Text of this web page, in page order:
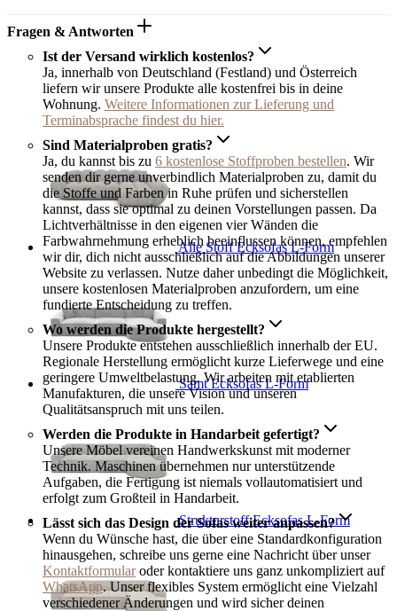
Alle Stoff Ecksofas L-Form
Samt Ecksofas L-Form
Strukturstoff Ecksofas L-Form
Fragen & Antworten
Ist der Versand wirklich kostenlos?
Ja, innerhalb von Deutschland (Festland) und Österreich
liefern wir unsere Produkte alle kostenfrei bis in deine
Wohnung. Weitere Informationen zur Lieferung und
Terminabsprache findest du hier.
Sind Materialproben gratis?
Ja, du kannst bis zu 6 kostenlose Stoffproben bestellen. Wir
senden dir gerne unverbindlich Materialproben zu, damit du
die Stoffe und Farben in Ruhe prüfen und sicherstellen
kannst, dass sie optimal zu deinen Vorstellungen passen. Da
Lichtverhältnisse in den eigenen vier Wänden die
Farbwahrnehmung erheblich beeinflussen können, empfehlen
wir dir, dich nicht ausschließlich auf die Abbildungen unserer
Website zu verlassen. Nutze daher unbedingt die Möglichkeit,
unsere kostenlosen Materialproben anzufordern, um eine
fundierte Entscheidung zu treffen.
Wo werden die Produkte hergestellt?
Unsere Produkte entstehen ausschließlich innerhalb der EU.
Regionale Herstellung ermöglicht kurze Lieferwege und eine
geringere Umweltbelastung. Wir arbeiten mit etablierten
Manufakturen, die unsere Vision und unseren
Qualitätsanspruch mit uns teilen.
Werden die Produkte in Handarbeit gefertigt?
Unsere Möbel vereinen Handwerkskunst mit moderner
Technik. Maschinen übernehmen nur unterstützende
Aufgaben, die Fertigung ist niemals vollautomatisiert und
erfolgt zum Großteil in Handarbeit.
Lässt sich das Design der Sofas weiter anpassen?
Wenn du Wünsche hast, die über eine Standardkonfiguration
hinausgehen, schreibe uns gerne eine Nachricht über unser
Kontaktformularoder kontaktiere uns ganz unkompliziert auf
WhatsApp. Unser flexibles System ermöglicht eine Vielzahl
verschiedener Änderungen und wird sicher deinen